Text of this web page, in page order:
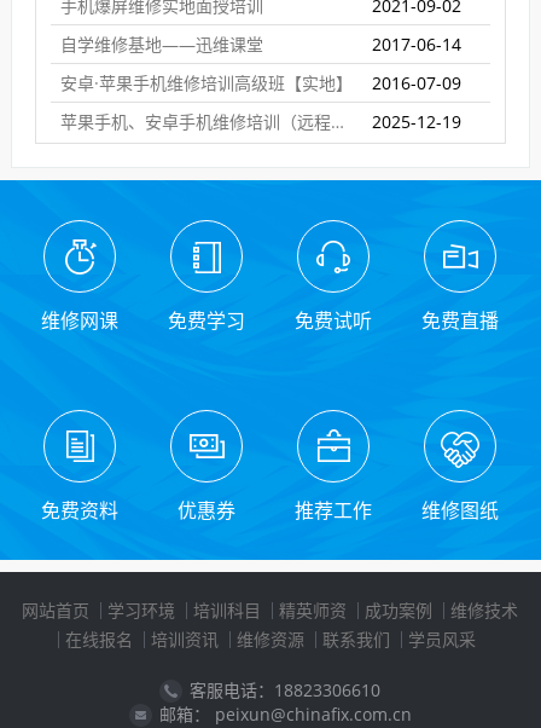
手机爆屏维修实地面授培训
2021-09-02
自学维修基地——迅维课堂
2017-06-14
安卓·苹果手机维修培训高级班【实地】
2016-07-09
苹果手机、安卓手机维修培训（远程网络班）
2025-12-19
维修网课 免费学习 免费试听 免费直播
免费资料 优惠券 推荐工作 维修图纸
网站首页 学习环境 培训科目 精英师资 成功案例
维修技术
在线报名
培训资讯 维修资源 联系我们 学员风采
客服电话：18823306610
邮箱： peixun@chinafix.com.cn